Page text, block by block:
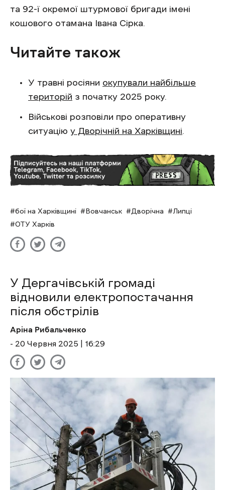
та 92-ї окремої штурмової бригади імені
кошового отамана Івана Сірка.
Читайте також
У травні росіяни окупували найбільше
територій з початку 2025 року.
Військові розповіли про оперативну
ситуацію у Дворічній на Харківщині.
бої на Харківщині Вовчанськ Дворічна
Липці
ОТУ Харків
У Дергачівській громаді
відновили електропостачання
після обстрілів
Аріна Рибальченко
- 20 Червня 2025 | 16:29